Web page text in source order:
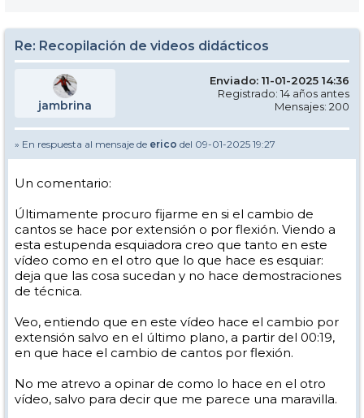
Re: Recopilación de videos didácticos
jambrina
Enviado: 11-01-2025 14:36
Registrado: 14 años antes
Mensajes: 200
» En respuesta al mensaje de erico del 09-01-2025 19:27
Un comentario:
Últimamente procuro fijarme en si el cambio de
cantos se hace por extensión o por flexión. Viendo a
esta estupenda esquiadora creo que tanto en este
vídeo como en el otro que lo que hace es esquiar:
deja que las cosa sucedan y no hace demostraciones
de técnica.
Veo, entiendo que en este vídeo hace el cambio por
extensión salvo en el último plano, a partir del 00:19,
en que hace el cambio de cantos por flexión.
No me atrevo a opinar de como lo hace en el otro
vídeo, salvo para decir que me parece una maravilla.